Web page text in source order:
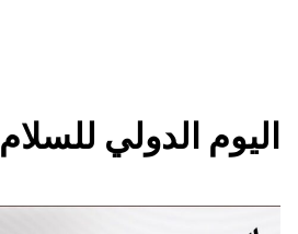
اليوم الدولي للسلام ٢١ سبتمبر